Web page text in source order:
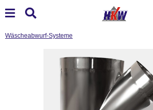
Wäscheabwurf-Systeme